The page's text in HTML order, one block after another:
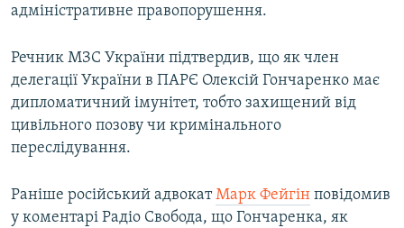
адміністративне правопорушення.
Речник МЗС України підтвердив, що як член
делегації України в ПАРЄ Олексій Гончаренко має
дипломатичний імунітет, тобто захищений від
цивільного позову чи кримінального
переслідування.
Раніше російський адвокатМарк Фейгін повідомив
у коментарі Радіо Свобода, що Гончаренка, як